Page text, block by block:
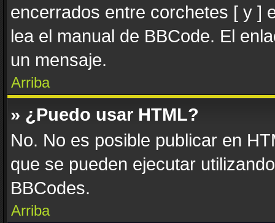
encerrados entre corchetes [ y ]
lea el manual de BBCode. El
un mensaje.
Arriba
» ¿Puedo usar HTML?
No. No es posible publicar en
que se pueden ejecutar
BBCodes.
Arriba